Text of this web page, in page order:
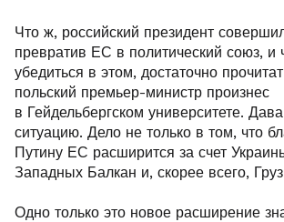
Что ж, российский президент
превратив ЕС в политический союз, и
убедиться в этом, достаточно
польский премьер-министр произнес
в Гейдельбергском университете.
ситуацию. Дело не только в том, что
Путину ЕС расширится за счет
Западных Балкан и, скорее всего,
Одно только это новое расширение